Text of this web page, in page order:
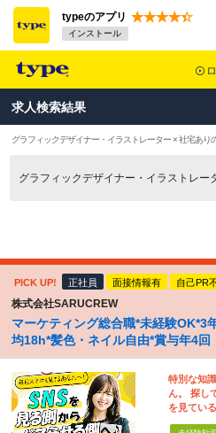
typeのアプリ
インストール
求人検索結果
グラフィックデザイナー・イラストレーター × 社宅あり
グラフィックデザイナー・イラストレー
PICK UP! 正社員 面接情報有 自己PR
株式会社SARUCREW
マーケティング総合職*未経験OK*3
均18h*髪色・ネイル自由*賞与年4回
特別な知
ん。 探し
を見てい